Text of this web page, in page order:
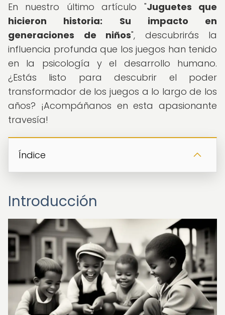
En nuestro último artículo "Juguetes que
hicieron historia: Su impacto en
generaciones de niños", descubrirás la
influencia profunda que los juegos han tenido
en la psicología y el desarrollo humano.
¿Estás listo para descubrir el poder
transformador de los juegos a lo largo de los
años? ¡Acompáñanos en esta apasionante
travesía!
Índice
Introducción